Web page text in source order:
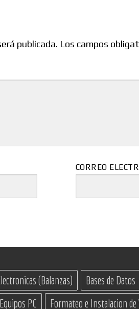
publicada. Los campos
CORREO
(Balanzas) Bases de Datos
Equipos PC Formateo e Instalacion de